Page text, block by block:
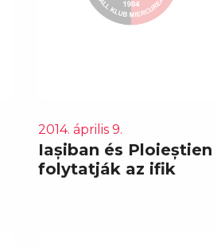
2014. április 9.
Iașiban és Ploieștien
folytatják az ifik